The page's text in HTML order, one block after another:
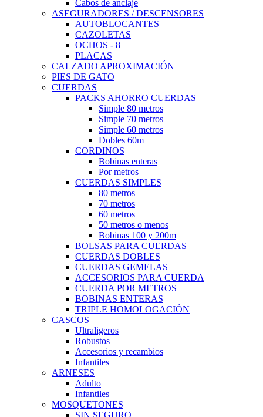
Cabos de anclaje
ASEGURADORES / DESCENSORES
AUTOBLOCANTES
CAZOLETAS
OCHOS - 8
PLACAS
CALZADO APROXIMACIÓN
PIES DE GATO
CUERDAS
PACKS AHORRO CUERDAS
Simple 80 metros
Simple 70 metros
Simple 60 metros
Dobles 60m
CORDINOS
Bobinas enteras
Por metros
CUERDAS SIMPLES
80 metros
70 metros
60 metros
50 metros o menos
Bobinas 100 y 200m
BOLSAS PARA CUERDAS
CUERDAS DOBLES
CUERDAS GEMELAS
ACCESORIOS PARA CUERDA
CUERDA POR METROS
BOBINAS ENTERAS
TRIPLE HOMOLOGACIÓN
CASCOS
Ultraligeros
Robustos
Accesorios y recambios
Infantiles
ARNESES
Adulto
Infantiles
MOSQUETONES
SIN SEGURO